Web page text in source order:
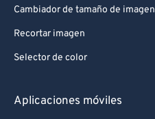
Cambiador de tamaño de imagen
Recortar imagen
Selector de color
Aplicaciones móviles